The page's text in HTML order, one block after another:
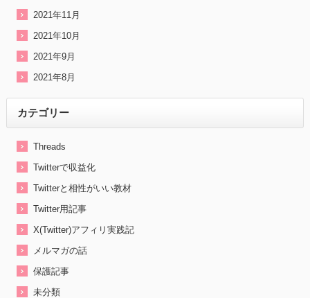
2021年11月
2021年10月
2021年9月
2021年8月
カテゴリー
Threads
Twitterで収益化
Twitterと相性がいい教材
Twitter用記事
X(Twitter)アフィリ実践記
メルマガの話
保護記事
未分類